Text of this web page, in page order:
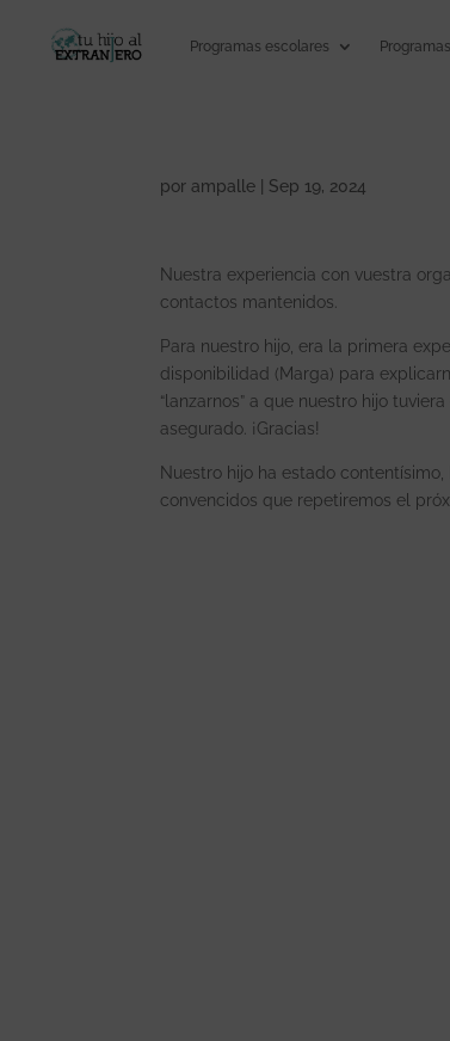
Programas escolares
porampalle Sep 19, 2024
Nuestra experiencia con vuestra
contactos mantenidos.
Para nuestro hijo, era la primera
disponibilidad (Marga) para
“lanzarnos” a que nuestro hijo
asegurado. ¡Gracias!
Nuestro hijo ha estado
convencidos que repetiremos el